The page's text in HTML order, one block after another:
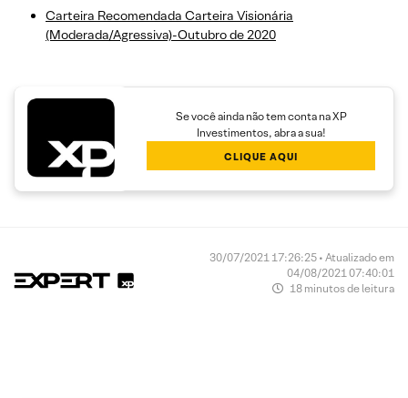
Carteira Recomendada Carteira Visionária
(Moderada/Agressiva)-Outubro de 2020
Se você ainda não tem conta na XP
Investimentos, abra a sua!
CLIQUE AQUI
30/07/2021 17:26:25 • Atualizado em
04/08/2021 07:40:01
18 minutos de leitura